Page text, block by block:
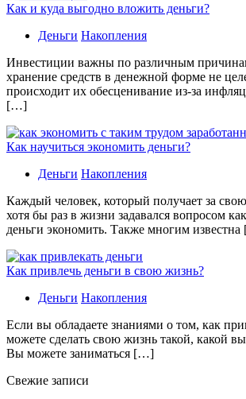
Как и куда выгодно вложить деньги?
Деньги Накопления
Инвестиции важны по различным
хранение средств в денежной форме не
происходит их обесценивание из-за
[…]
Как научиться экономить деньги?
Деньги Накопления
Каждый человек, который получает за
хотя бы раз в жизни задавался вопросом
деньги экономить. Также многим
Как привлечь деньги в свою жизнь?
Деньги Накопления
Если вы обладаете знаниями о том, как
можете сделать свою жизнь такой, какой вы
Вы можете заниматься […]
Свежие записи